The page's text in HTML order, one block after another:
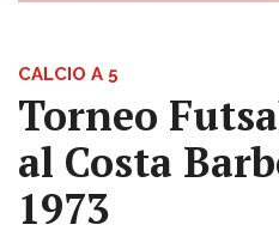
CALCIO A 5
Torneo
al Costa
1973